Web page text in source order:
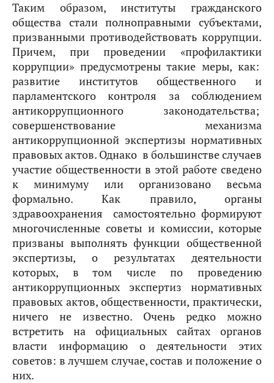
Таким образом, институты гражданского
общества стали полноправными субъектами,
призванными противодействовать коррупции.
Причем, при проведении «профилактики
коррупции» предусмотрены такие меры, как:
развитие институтов общественного и
парламентского контроля за соблюдением
антикоррупционного законодательства;
совершенствование механизма
антикоррупционной экспертизы нормативных
правовых актов. Однако в большинстве случаев
участие общественности в этой работе сведено
к минимуму или организовано весьма
формально. Как правило, органы
здравоохранения самостоятельно формируют
многочисленные советы и комиссии, которые
призваны выполнять функции общественной
экспертизы, о результатах деятельности
которых, в том числе по проведению
антикоррупционных экспертиз нормативных
правовых актов, общественности, практически,
ничего не известно. Очень редко можно
встретить на официальных сайтах органов
власти информацию о деятельности этих
советов: в лучшем случае, состав и положение о
них.